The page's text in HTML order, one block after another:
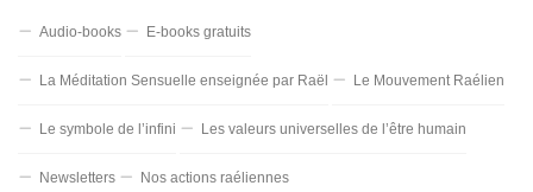
Audio-books E-books gratuits
La Méditation Sensuelle enseignée par Raël Le Mouvement Raélien
Le symbole de l’infini Les valeurs universelles de l’être humain
Newsletters Nos actions raéliennes